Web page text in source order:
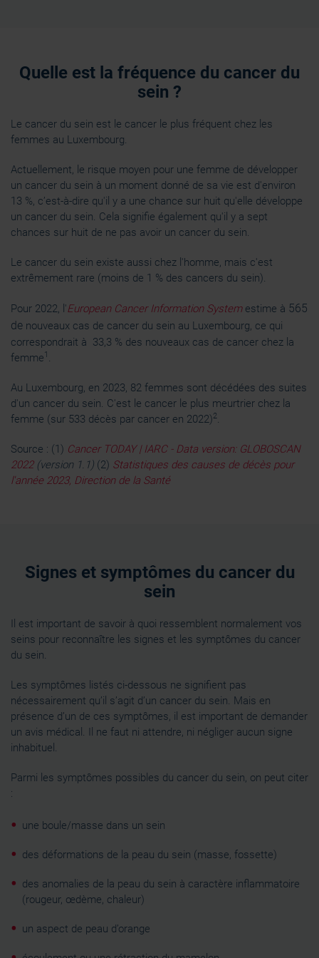
Quelle est la fréquence du cancer du
sein ?
Le cancer du sein est le cancer le plus fréquent chez les
femmes au Luxembourg.
Actuellement, le risque moyen pour une femme de développer
un cancer du sein à un moment donné de sa vie est d'environ
13 %, c’est-à-dire qu'il y a une chance sur huit qu'elle développe
un cancer du sein. Cela signifie également qu'il y a sept
chances sur huit de ne pas avoir un cancer du sein.
Le cancer du sein existe aussi chez l'homme, mais c'est
extrêmement rare (moins de 1 % des cancers du sein).
Pour 2022, l'European Cancer Information System estime à 565
de nouveaux cas de cancer du sein au Luxembourg, ce qui
correspondrait à 33,3 % des nouveaux cas de cancer chez la
femme1 .
Au Luxembourg, en 2023, 82 femmes sont décédées des suites
d'un cancer du sein. C'est le cancer le plus meurtrier chez la
femme (sur 533 décès par cancer en 2022)2.
Source : (1) Cancer TODAY | IARC - Data version: GLOBOSCAN
2022(version 1.1) (2) Statistiques des causes de décès pour
l'année 2023, Direction de la Santé
Signes et symptômes du cancer du
sein
Il est important de savoir à quoi ressemblent normalement vos
seins pour reconnaître les signes et les symptômes du cancer
du sein.
Les symptômes listés ci-dessous ne signifient pas
nécessairement qu’il s’agit d’un cancer du sein. Mais en
présence d’un de ces symptômes, il est important de demander
un avis médical. Il ne faut ni attendre, ni négliger aucun signe
inhabituel.
Parmi les symptômes possibles du cancer du sein, on peut citer
:
une boule/masse dans un sein
des déformations de la peau du sein (masse, fossette)
des anomalies de la peau du sein à caractère inflammatoire
(rougeur, œdème, chaleur)
un aspect de peau d’orange